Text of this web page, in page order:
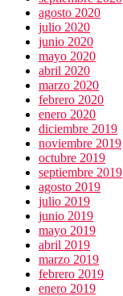
agosto 2020
julio 2020
junio 2020
mayo 2020
abril 2020
marzo 2020
febrero 2020
enero 2020
diciembre 2019
noviembre 2019
octubre 2019
septiembre 2019
agosto 2019
julio 2019
junio 2019
mayo 2019
abril 2019
marzo 2019
febrero 2019
enero 2019